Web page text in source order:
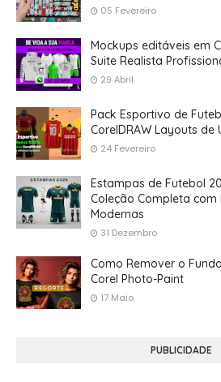
05 Fevereiro
Mockups editáveis em
Suite Realista
29 Abril
Pack Esportivo de
CorelDRAW Layouts de
24 Fevereiro
Estampas de Futebol
Coleção Completa com
Modernas
31 Dezembro
Como Remover o
Corel Photo-Paint
17 Maio
PUBLICIDADE